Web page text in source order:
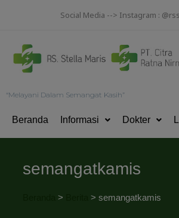
Social Media --> Instagram :
“Melayani Dalam Semangat Kasih”
Beranda Informasi Dokter
semangatkamis
> > semangatkamis